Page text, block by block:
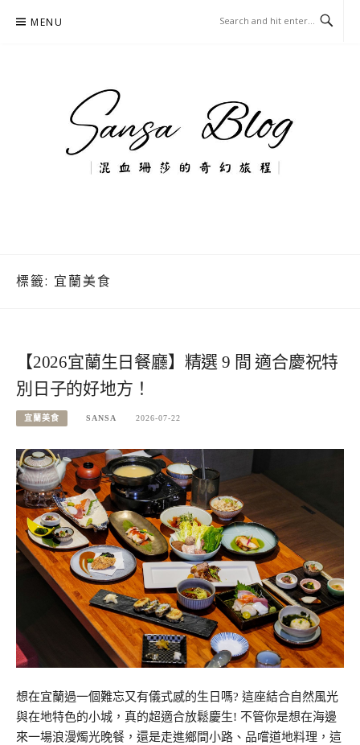
MENU
標籤: 宜蘭美食
【2026宜蘭生日餐廳】精選 9 間 適合慶祝特
別日子的好地方！
宜蘭美食 SANSA 2026-07-22
想在宜蘭過一個難忘又有儀式感的生日嗎? 這座結合自然風光
與在地特色的小城，真的超適合放鬆慶生! 不管你是想在海邊
來一場浪漫燭光晚餐，還是走進鄉間小路、品嚐道地料理，這